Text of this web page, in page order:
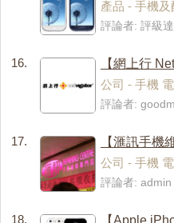
產品 - 手機
評論者: 評級
16.
【網上行
公司 - 手機
評論者:
17.
【滙訊手機
公司 - 手機
評論者:
18.
【Apple